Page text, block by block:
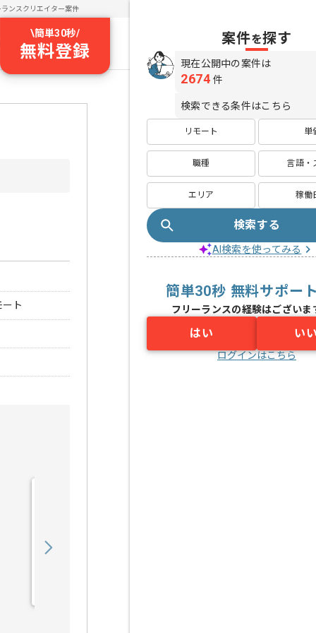
ランスクリエイター案件
\簡単30秒/
無料登録
ト
案件を探す
現在公開中の案件は
2674 件
検索できる条件はこちら
リモート 単
職種 言語・
エリア 稼働
検索する
AI検索を使ってみる
簡単30秒 無料サポー
フリーランスの経験はございま
はい い
ログインはこちら